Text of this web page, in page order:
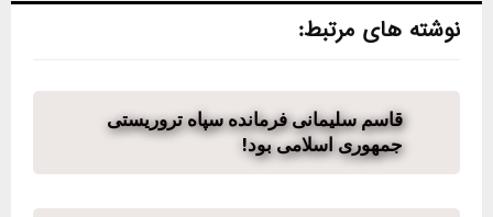
نوشته های مرتبط:
قاسم سلیمانی فرمانده سپاه تروریستی
جمهوری اسلامی بود!